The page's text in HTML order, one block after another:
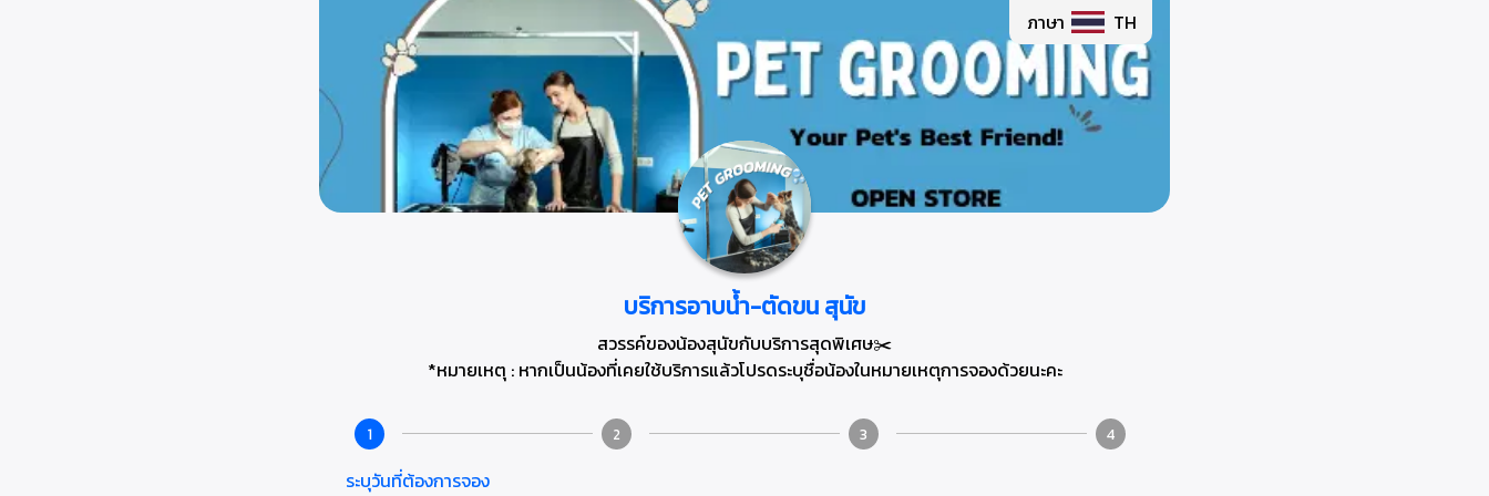
ภาษา TH
บริการอาบน้ำ-ตัดขน สุนัข
สวรรค์ของน้องสุนัขกับบริการสุดพิเศษ✂️
*หมายเหตุ : หากเป็นน้องที่เคยใช้บริการแล้วโปรดระบุชื่อน้องในหมายเหตุการจองด้วยนะคะ
1 2 3 4
ระบุวันที่ต้องการจอง